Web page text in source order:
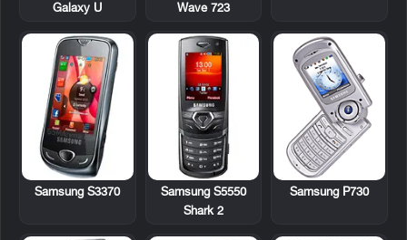
Wave 723
Galaxy U
Samsung P730
Samsung S5550
Shark 2
Samsung S3370